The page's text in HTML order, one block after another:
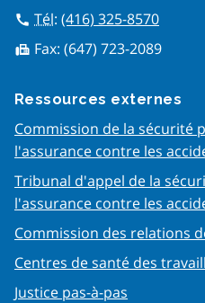
call Tél: (416) 325-8570
fax Fax: (647) 723-2089
Ressources externes
Commission de la sécurité
l'assurance contre les
Tribunal d'appel de la
l'assurance contre les
Commission des relations
Centres de santé des
Justice pas-à-pas